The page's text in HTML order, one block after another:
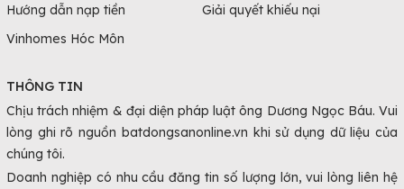
Hướng dẫn nạp tiền
Vinhomes Hóc Môn
Giải quyết khiếu nại
THÔNG TIN
Chịu trách nhiệm & đại diện pháp luật ông Dương Ngọc Báu. Vui
lòng ghi rõ nguồn batdongsanonline.vn khi sử dụng dữ liệu của
chúng tôi.
Doanh nghiệp có nhu cầu đăng tin số lượng lớn, vui lòng liên hệ